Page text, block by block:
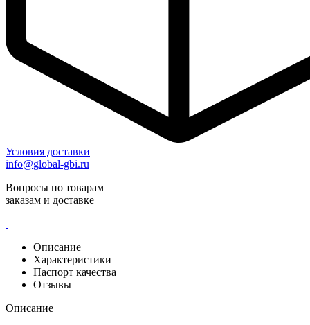
Условия доставки
info@global-gbi.ru
Вопросы по товарам
заказам и доставке
Описание
Характеристики
Паспорт качества
Отзывы
Описание